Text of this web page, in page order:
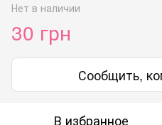
Нет в наличии
30 грн
Сообщить,
В избранное